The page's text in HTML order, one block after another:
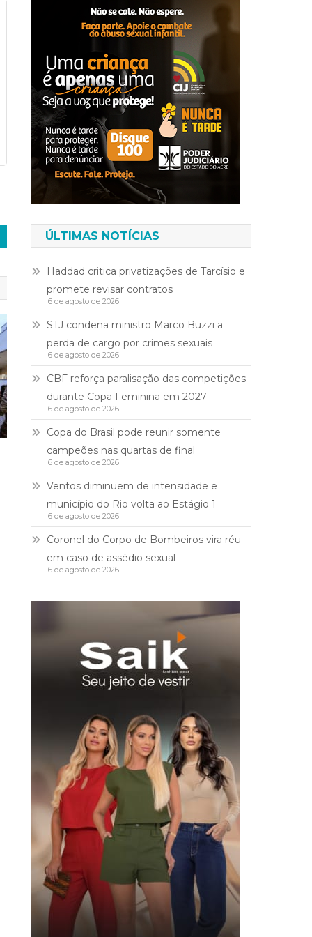
ÚLTIMAS NOTÍCIAS
Haddad critica privatizações de Tarcísio e
promete revisar contratos
6 de agosto de 2026
STJ condena ministro Marco Buzzi a
perda de cargo por crimes sexuais
6 de agosto de 2026
CBF reforça paralisação das competições
durante Copa Feminina em 2027
6 de agosto de 2026
Copa do Brasil pode reunir somente
campeões nas quartas de final
6 de agosto de 2026
Ventos diminuem de intensidade e
município do Rio volta ao Estágio 1
6 de agosto de 2026
Coronel do Corpo de Bombeiros vira réu
em caso de assédio sexual
6 de agosto de 2026